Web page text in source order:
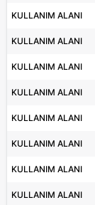
KULLANIM ALANI
KULLANIM ALANI
KULLANIM ALANI
KULLANIM ALANI
KULLANIM ALANI
KULLANIM ALANI
KULLANIM ALANI
KULLANIM ALANI